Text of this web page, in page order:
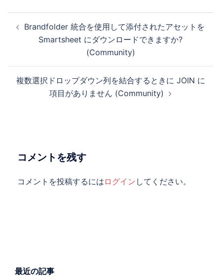
稿
ゲ
ー
Brandfolder 統合を使用して添付されたアセットを
Smartsheet にダウンロードできますか?
(Community)
複数選択ドロップダウン列を結合するときに JOIN に
項目がありません (Community)
コメントを残す
コメントを投稿するには ログイン してください。
最近の記事